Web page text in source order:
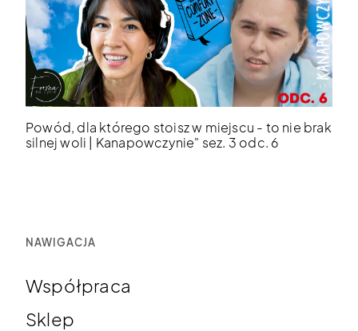
Powód, dla którego stoisz w miejscu - to nie brak
silnej woli | Kanapowczynie" sez. 3 odc. 6
NAWIGACJA
Współpraca
Sklep